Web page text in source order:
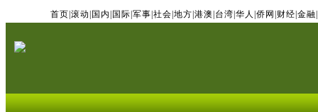
首页 滚动 国内 国际 军事 社会 地方 港澳 台湾 华人 侨网 财经 金融